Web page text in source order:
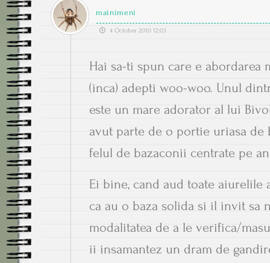
mainimeni
4 October 2010 12:03
Hai sa-ti spun care e
(inca) adepti woo-woo. Unul
este un mare adorator al lui
avut parte de o portie uriasa
felul de bazaconii centrate pe
Ei bine, cand aud toate aiurelile
ca au o baza solida si il invit sa
modalitatea de a le verifica/
ii insamantez un dram de